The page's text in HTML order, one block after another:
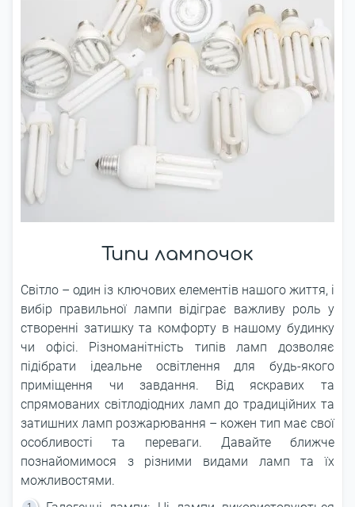
Типи лампочок
Світло – один із ключових елементів нашого життя, і
вибір правильної лампи відіграє важливу роль у
створенні затишку та комфорту в нашому будинку
чи офісі. Різноманітність типів ламп дозволяє
підібрати ідеальне освітлення для будь-якого
приміщення чи завдання. Від яскравих та
спрямованих світлодіодних ламп до традиційних та
затишних ламп розжарювання – кожен тип має свої
особливості та переваги. Давайте ближче
познайомимося з різними видами ламп та їх
можливостями.